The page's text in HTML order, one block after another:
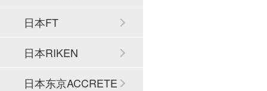
日本FT
日本RIKEN
日本东京ACCRETE